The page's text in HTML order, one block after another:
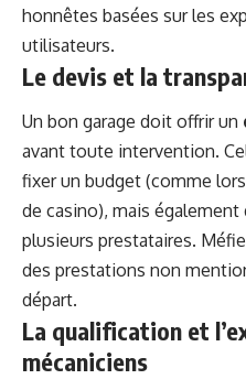
honnêtes basées sur les
utilisateurs.
Le devis et la
Un bon garage doit offrir un
avant toute intervention.
fixer un budget (comme
de casino), mais
plusieurs prestataires.
des prestations non
départ.
La qualification et
mécaniciens